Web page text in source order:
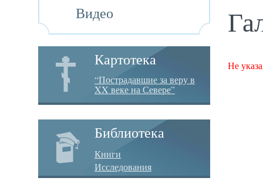
Видео
Картотека
“Пострадавшие за веру в
XX веке на Севере”
Библиотека
Книги
Исследования
Не